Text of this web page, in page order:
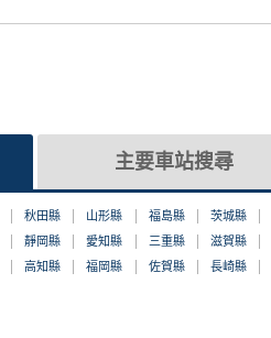
主要車站搜尋
秋田縣 山形縣 福島縣 茨城縣
靜岡縣 愛知縣 三重縣 滋賀縣
高知縣 福岡縣 佐賀縣 長崎縣